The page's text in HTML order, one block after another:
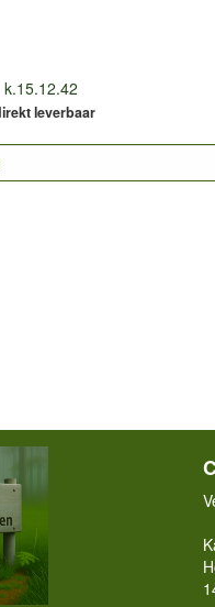
k.15.12.42
leverbaar